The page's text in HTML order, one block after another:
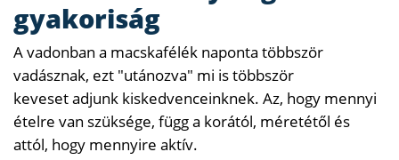
gyakoriság
A vadonban a macskafélék naponta többször
vadásznak, ezt "utánozva" mi is többször
keveset adjunk kiskedvenceinknek. Az, hogy mennyi
ételre van szüksége, függ a korától, méretétől és
attól, hogy mennyire aktív.